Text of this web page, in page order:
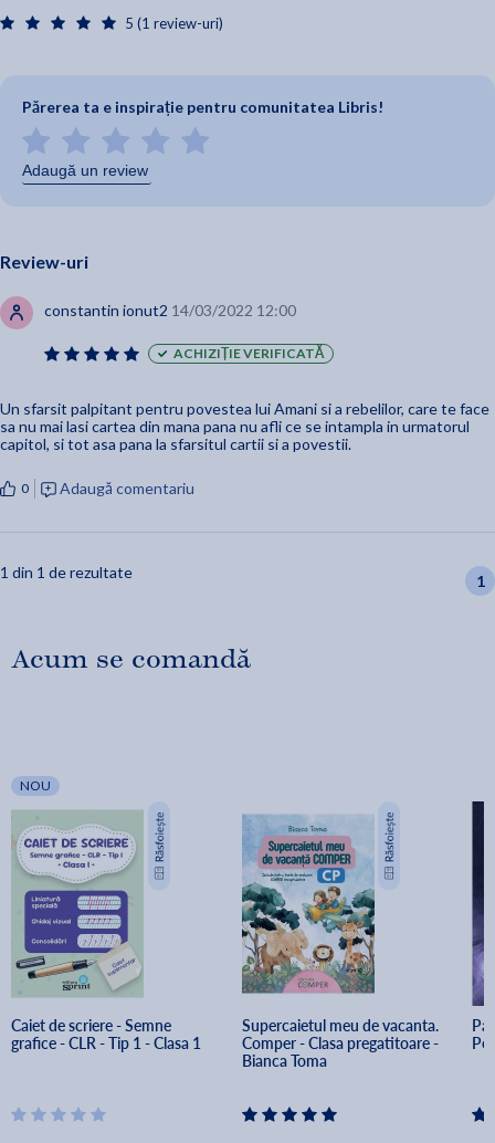
5 (1 review-uri)
Părerea ta e inspirație pentru comunitatea Libris!
Adaugă un review
Review-uri
constantin ionut2 14/03/2022 12:00
ACHIZIȚIE VERIFICATĂ
Un sfarsit palpitant pentru povestea lui Amani si a rebelilor, care te face
sa nu mai lasi cartea din mana pana nu afli ce se intampla in urmatorul
capitol, si tot asa pana la sfarsitul cartii si a povestii.
0 Adaugă comentariu
1 din 1 de rezultate 1
Acum se comandă
NOU
Caiet de scriere - Semne
grafice - CLR - Tip 1 - Clasa 1
Supercaietul meu de vacanta.
Comper - Clasa pregatitoare -
Bianca Toma